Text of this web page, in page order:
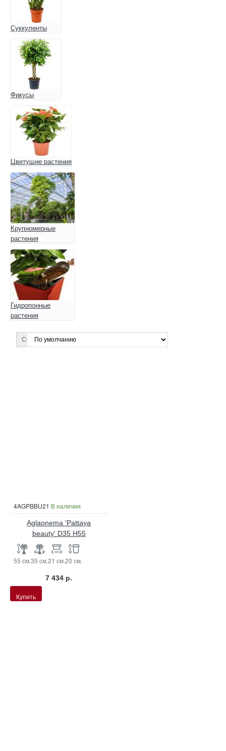
Суккуленты
Фикусы
Цветущие растения
Крупномерные
растения
Гидропонные
растения
Сортировка:
4AGPBBU21 В наличии
Aglaonema 'Pattaya
beauty' D35 H55
55 см.35 см.21 см.20 см.
7 434 р.
Купить